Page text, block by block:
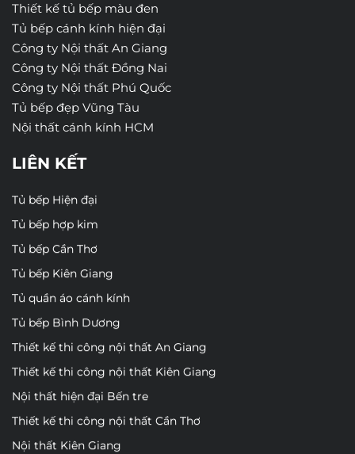
Thiết kế tủ bếp màu đen
Tủ bếp cánh kính hiện đại
Công ty Nội thất An Giang
Công ty Nội thất Đồng Nai
Công ty Nội thất Phú Quốc
Tủ bếp đẹp Vũng Tàu
Nội thất cánh kính HCM
LIÊN KẾT
Tủ bếp Hiện đại
Tủ bếp hợp kim
Tủ bếp Cần Thơ
Tủ bếp Kiên Giang
Tủ quần áo cánh kính
Tủ bếp Bình Dương
Thiết kế thi công nội thất An Giang
Thiết kế thi công nội thất Kiên Giang
Nội thất hiện đại Bến tre
Thiết kế thi công nội thất Cần Thơ
Nội thất Kiên Giang